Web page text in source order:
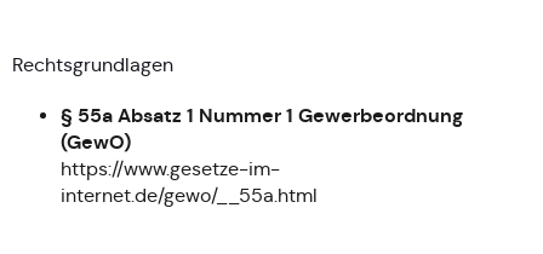
Rechtsgrundlagen
§ 55a Absatz 1 Nummer 1 Gewerbeordnung
(GewO)
https://www.gesetze-im-
internet.de/gewo/__55a.html